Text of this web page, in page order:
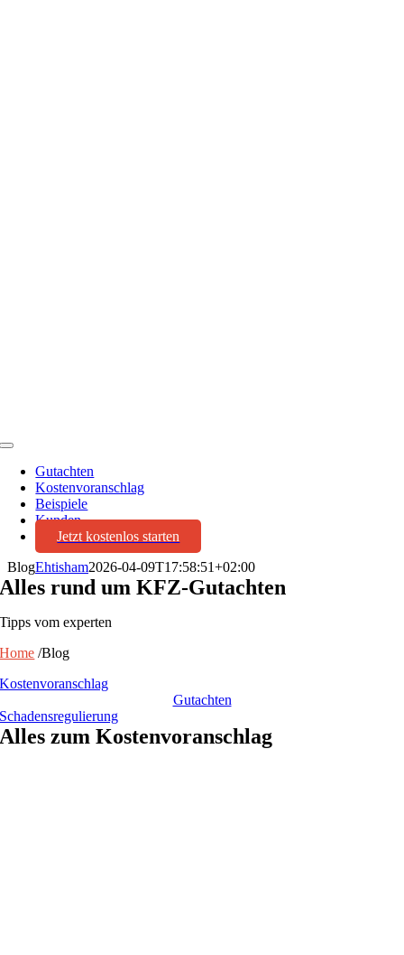
Toggle
NavigationGutachten
Kostenvoranschlag
Beispiele
Kunden
Jetzt kostenlos starten
BlogEhtisham2026-04-09T17:58:51+02:00
Alles rund um KFZ-Gutachten
Tipps vom experten
Home /Blog
Kostenvoranschlag
Gutachten
Schadensregulierung
Alles zum Kostenvoranschlag